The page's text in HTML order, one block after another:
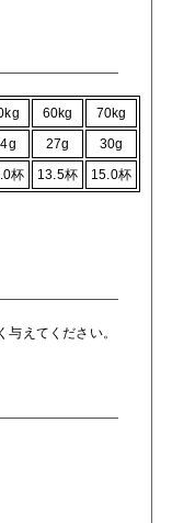
60kg
70kg
27g
30g
杯 13.5杯 15.0杯
えてください。